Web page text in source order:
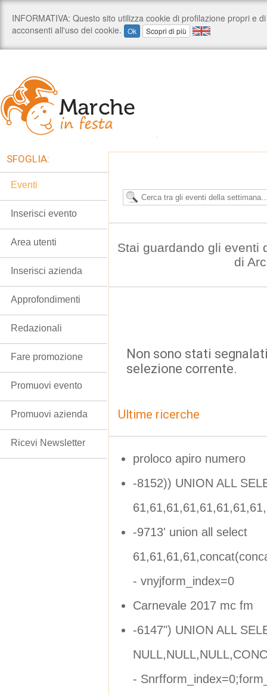
Stai guardando gli eventi
di
Non sono stati
selezione corrente.
Ultime ricerche
proloco apiro numero
-8152)) UNION ALL
-9713' union all select
- vnyjform_index=0
Carnevale 2017 mc fm
-6147") UNION ALL
-
SFOGLIA:
Eventi
Inserisci evento
Area utenti
Inserisci azienda
Approfondimenti
Redazionali
Fare promozione
Promuovi evento
Promuovi azienda
Ricevi Newsletter